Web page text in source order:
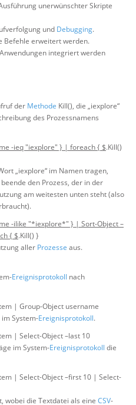
unerwünschter Skripte
und Debugging.
Befehle erweitert werden.
integriert werden
der Methode Kill(), die „iexplore“
des Prozessnamens
-ieq "iexplore" } | foreach { $.Kill()
„iexplore“ im Namen tragen,
den Prozess, der in der
am weitesten unten steht (also
-ilike "*iexplore*" } | Sort-Object –
{ $.Kill() }
aller Prozesse aus.
Ereignisprotokoll nach
| Group-Object username
System-Ereignisprotokoll.
| Select-Object –last 10
im System-Ereignisprotokoll die
| Select-Object –first 10 | Select-
wobei die Textdatei als eine CSV-